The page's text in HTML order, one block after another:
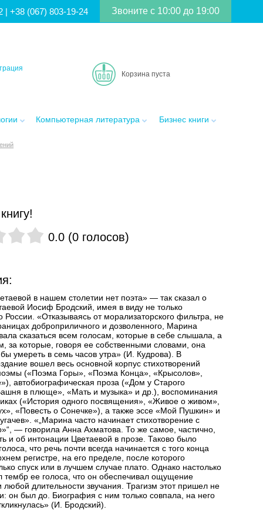
Звоните с 10:00 до 19:00
|+38 (067) 803-19-24
Корзина пуста
Компьютерная литература Бизнес книги
0.0 (0 голосов)
в нашем столетии нет поэта» — так сказал о
Иосиф Бродский, имея в виду не только
России. «Отказываясь от морализаторского фильтра, не
доброприличного и дозволенного, Марина
сказаться всем голосам, которые в себе слышала, а
за которые, говоря ее собственными словами, она
бы умереть в семь часов утра» (И. Кудрова). В
вошел весь основной корпус стихотворений
(«Поэма Горы», «Поэма Конца», «Крысолов»,
автобиографическая проза («Дом у Старого
в плюще», «Мать и музыка» и др.), воспоминания
(«История одного посвящения», «Живое о живом»,
«Повесть о Сонечке»), а также эссе «Мой Пушкин» и
«„Марина часто начинает стихотворение с
— говорила Анна Ахматова. То же самое, частично,
и об интонации Цветаевой в прозе. Таково было
что речь почти всегда начинается с того конца
регистре, на его пределе, после которого
спуск или в лучшем случае плато. Однако настолько
тембр ее голоса, что он обеспечивал ощущение
длительности звучания. Трагизм этот пришел не
он был до. Биография с ним только совпала, на него
(И. Бродский).